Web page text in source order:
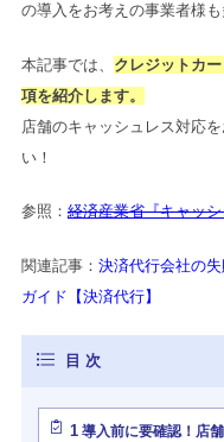
の導入をお考えの事業者様
本記事では、 クレジットカ
項を紹介します。
店舗のキャッシュレス対応
い！
参照： 経済産業省『キャッ
関連記事：決済代行会社の
ガイド【決済代行】
1導入前に要確認！店